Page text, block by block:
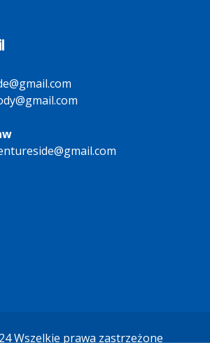
Wszelkie prawa zastrzeżone